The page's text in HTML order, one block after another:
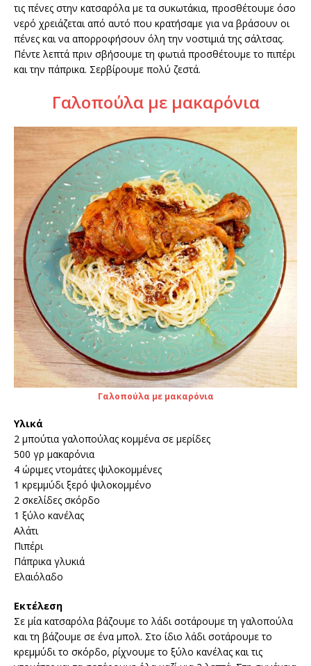
τις πένες στην κατσαρόλα με τα συκωτάκια, προσθέτουμε όσο
νερό χρειάζεται από αυτό που κρατήσαμε για να βράσουν οι
πένες και να απορροφήσουν όλη την νοστιμιά της σάλτσας.
Πέντε λεπτά πριν σβήσουμε τη φωτιά προσθέτουμε το πιπέρι
και την πάπρικα. Σερβίρουμε πολύ ζεστά.
Γαλοπούλα με μακαρόνια
Γαλοπούλα με μακαρόνια
Υλικά
2 μπούτια γαλοπούλας κομμένα σε μερίδες
500 γρ μακαρόνια
4 ώριμες ντομάτες ψιλοκομμένες
1 κρεμμύδι ξερό ψιλοκομμένο
2 σκελίδες σκόρδο
1 ξύλο κανέλας
Αλάτι
Πιπέρι
Πάπρικα γλυκιά
Ελαιόλαδο
Εκτέλεση
Σε μία κατσαρόλα βάζουμε το λάδι σοτάρουμε τη γαλοπούλα
και τη βάζουμε σε ένα μπολ. Στο ίδιο λάδι σοτάρουμε το
κρεμμύδι το σκόρδο, ρίχνουμε το ξύλο κανέλας και τις